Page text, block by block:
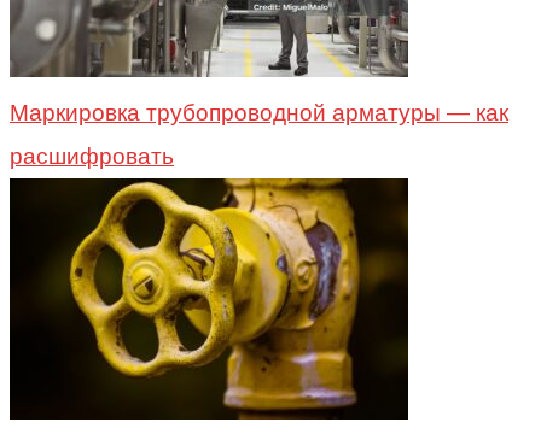
Маркировка трубопроводной арматуры — как
расшифровать